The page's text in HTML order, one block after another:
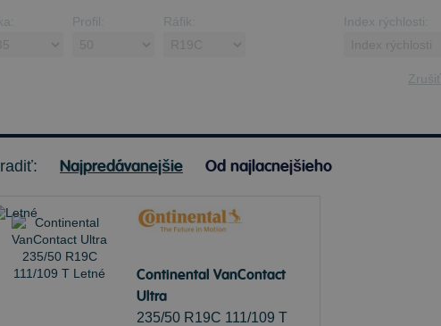
Profil: Ráfik: Index rýchlosti:
Najpredávanejšie Od najlacnejšieho
Continental VanContact
Ultra
235/50 R19C 111/109 T